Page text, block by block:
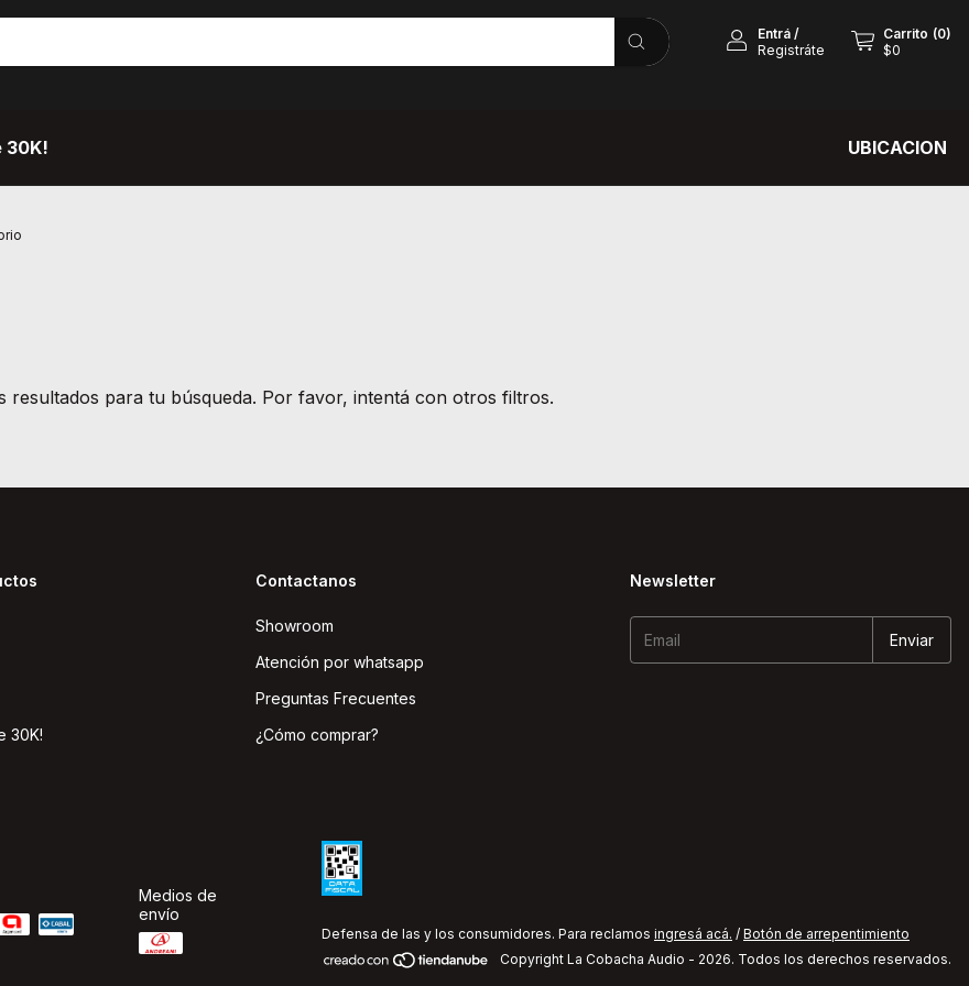
Entrá/
Registráte
Carrito (0)
$0
30K! UBICACION
resultados para tu búsqueda. Por favor, intentá con otros filtros.
30K!
Contactanos
Showroom
Atención por whatsapp
Preguntas Frecuentes
¿Cómo comprar?
Newsletter
Medios de
envío
Defensa de las y los consumidores. Para reclamos ingresá acá. / Botón de arrepentimiento
Copyright La Cobacha Audio - 2026. Todos los derechos reservados.